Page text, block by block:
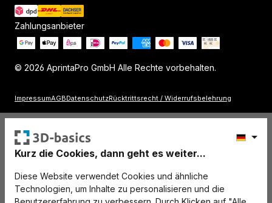
Kurz die Cookies, dann geht es weiter...
Diese Website verwendet Cookies und ähnliche
Technologien, um Inhalte zu personalisieren und die
© 2026 AprintaPro GmbH Alle Rechte vorbehalten.
ImpressumAGBDatenschutzRücktrittsrecht / Widerrufsbelehrung
Zahlungsanbieter